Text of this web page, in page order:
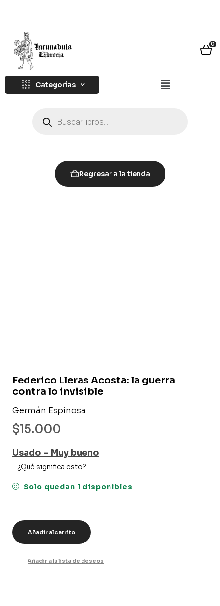
0
Categorías
Regresar a la tienda
Federico Lleras Acosta: la guerra
contra lo invisible
Germán Espinosa
$15.000
Usado – Muy bueno
¿Qué significa esto?
Solo quedan 1 disponibles
Añadir al carrito
Añadir a la lista de deseos